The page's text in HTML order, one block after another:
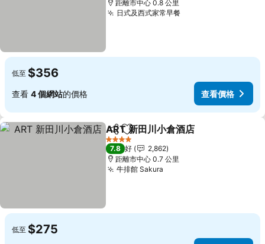
距離市中心 0.8 公里
日式及西式家常早餐
低至 $356
查看 4 個網站的價格 查看價格
分享 放到收藏夾
ART 新田川小倉酒店
4 星級
7.8 好
2,862
距離市中心 0.7 公里
牛排館 Sakura
低至 $275